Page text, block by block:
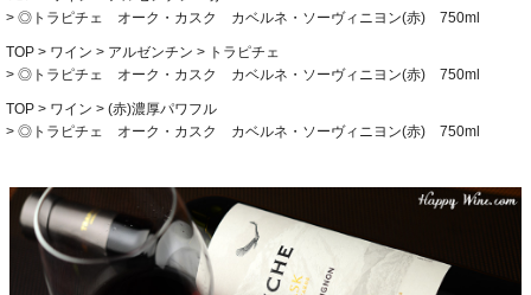
◎トラピチェ オーク・カスク カベルネ・ソーヴィニヨン(赤) 750ml
TOP ワイン アルゼンチン
トラピチェ
◎トラピチェ オーク・カスク カベルネ・ソーヴィニヨン(赤) 750ml
TOP ワイン
(赤)濃厚パワフル
◎トラピチェ オーク・カスク カベルネ・ソーヴィニヨン(赤) 750ml